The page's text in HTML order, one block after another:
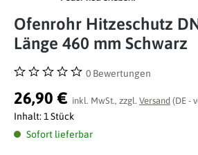
Ofenrohr Hitzeschutz
Länge 460 mm Schwarz
Durchschnittliche Bewertung von 0 von 5
0 Bewertungen
26,90 € inkl. MwSt., zzgl. Versand (DE -
Inhalt: 1 Stück
Sofort lieferbar